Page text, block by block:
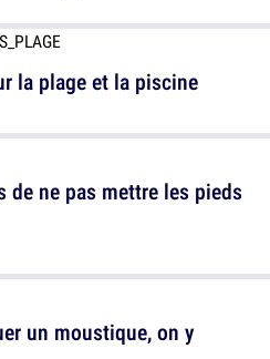
la plage et la piscine
un moustique, on y
ne pas mettre les pieds